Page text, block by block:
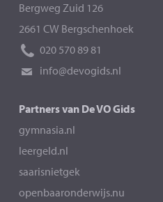
Bergweg Zuid 126
2661 CW Bergschenhoek
020 570 89 81
info@devogids.nl
Partners van De VO Gids
gymnasia.nl
leergeld.nl
saarisnietgek
openbaaronderwijs.nu